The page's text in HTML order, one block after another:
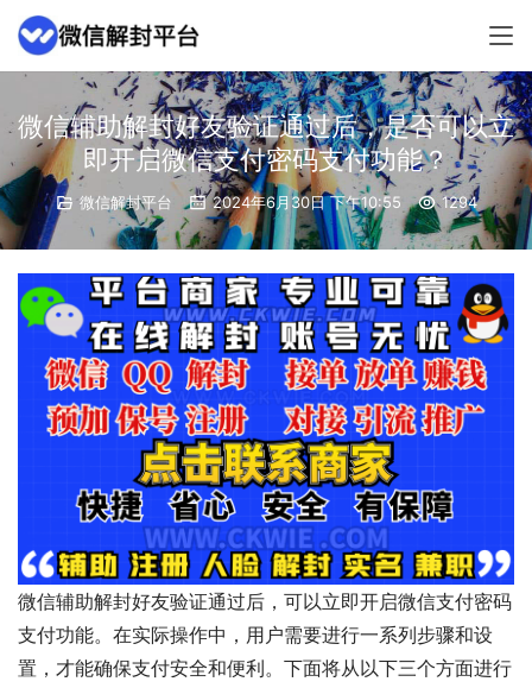
微信辅助解封好友验证通过后，是否可以立
即开启微信支付密码支付功能？
微信解封平台 2024年6月30日 下午10:55 1294
微信辅助解封好友验证通过后，可以立即开启微信支付密码
支付功能。在实际操作中，用户需要进行一系列步骤和设
置，才能确保支付安全和便利。下面将从以下三个方面进行